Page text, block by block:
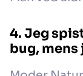
4. Jeg
bug, mens